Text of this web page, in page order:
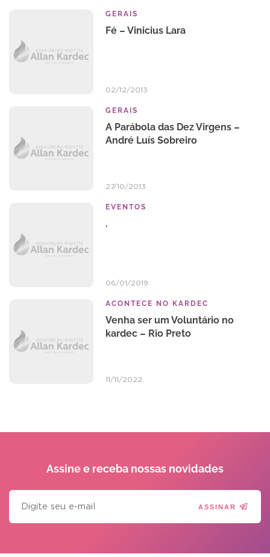
GERAIS
Fé – Vinicius Lara
02/12/2013
GERAIS
A Parábola das Dez Virgens –
André Luí­s Sobreiro
27/10/2013
EVENTOS
.
06/01/2019
ACONTECE NO KARDEC
Venha ser um Voluntário no
kardec – Rio Preto
11/11/2022
Assine e receba nossas novidades
ASSINAR